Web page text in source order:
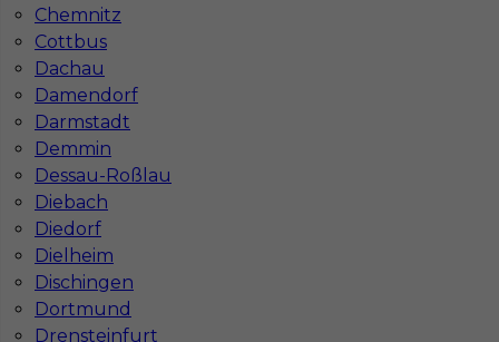
Chemnitz
Cottbus
Dachau
Damendorf
Darmstadt
Demmin
Dessau-Roßlau
Diebach
Diedorf
Dielheim
Dischingen
Dortmund
Drensteinfurt
InServ © 2014 – 2026 | Wszelkie prawa zastrzeżone
Witryna korzysta z ciasteczek